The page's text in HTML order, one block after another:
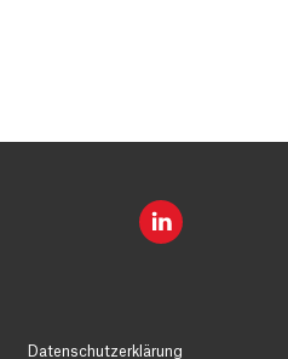
Datenschutzerklärung